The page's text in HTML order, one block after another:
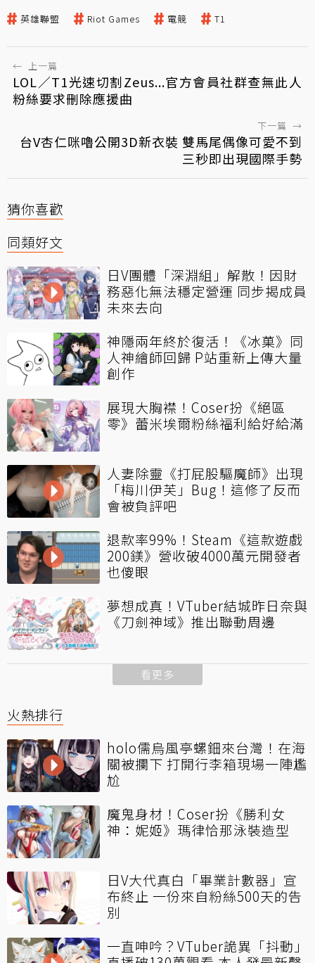
英雄聯盟 Riot Games 電競 T1
← 上一篇
LOL／T1光速切割Zeus...官方會員社群查無此人
粉絲要求刪除應援曲
下一篇 →
台V杏仁咪嚕公開3D新衣裝 雙馬尾偶像可愛不到
三秒即出現國際手勢
猜你喜歡
同類好文
日V團體「深淵組」解散！因財
務惡化無法穩定營運 同步揭成員
未來去向
神隱兩年終於復活！《冰菓》同
人神繪師回歸 P站重新上傳大量
創作
展現大胸襟！Coser扮《絕區
零》蕾米埃爾粉絲福利給好給滿
人妻除靈《打屁股驅魔師》出現
「梅川伊芙」Bug！這修了反而
會被負評吧
退款率99%！Steam《這款遊戲
200鎂》營收破4000萬元開發者
也傻眼
夢想成真！VTuber結城昨日奈與
《刀劍神域》推出聯動周邊
看更多
火熱排行
holo儒烏風亭螺鈿來台灣！在海
關被攔下 打開行李箱現場一陣尷
尬
魔鬼身材！Coser扮《勝利女
神：妮姬》瑪律恰那泳裝造型
日V大代真白「畢業計數器」宣
布終止 一份來自粉絲500天的告
別
一直呻吟？VTuber詭異「抖動」